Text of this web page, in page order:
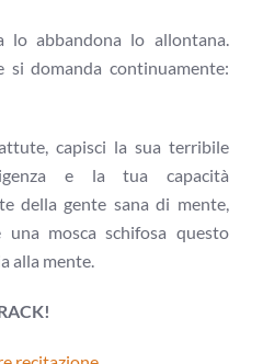
lo abbandona lo allontana.
si domanda continuamente:
capisci la sua terribile
e la tua capacità
della gente sana di mente,
mosca schifosa questo
alla mente.